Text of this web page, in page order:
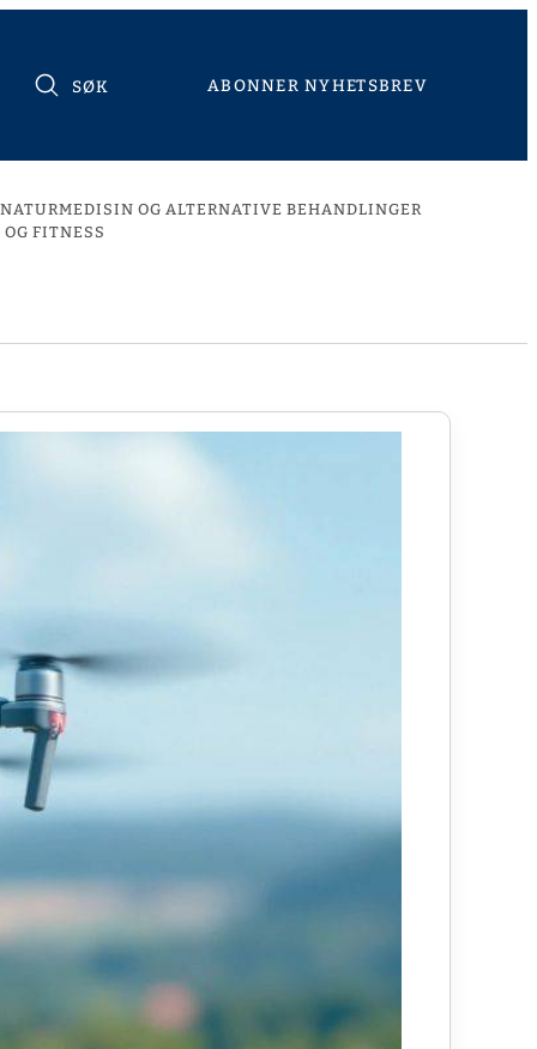
SØK ABONNER NYHETSBREV
NATURMEDISIN OG ALTERNATIVE BEHANDLINGER
FITNESS